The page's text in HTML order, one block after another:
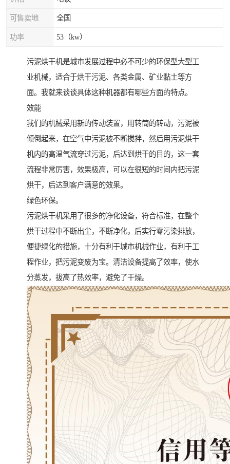
可售卖地 全国
功率 53（kw）
污泥烘干机是城市发展过程中必不可少的环保型大型工
业机械，适合于烘干污泥、各类金属、矿业黏土等方
面。我就来谈谈具体这种机器都有哪些方面的特点。
效能
我们的机械采用新的传动装置，用转筒的转动，污泥被
倾倒起来，在空气中污泥被不断搅拌，然后用污泥烘干
机内的高温气流穿过污泥，后达到烘干的目的，这一套
流程非常厉害，效果极高，可以在很短的时间内把污泥
烘干，后达到客户满意的效果。
绿色环保。
污泥烘干机采用了很多的净化设备，符合标准，在整个
烘干过程中不断出尘，不断净化，后实行零污染排放，
便捷绿化的措施，十分有利于城市机械作业，有利于工
程作业，把污泥变废为宝。清洁设备提高了效率，使水
分蒸发，拔高了热效率，避免了干燥。